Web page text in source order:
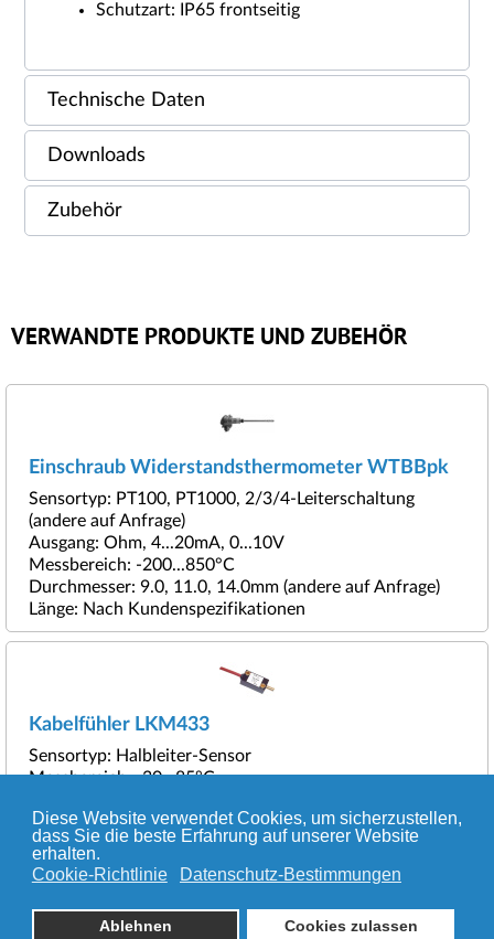
Diese Website verwendet Cookies, um sicherzustellen,
dass Sie die beste Erfahrung auf unserer Website
erhalten.
Cookie-Richtlinie
Datenschutz-Bestimmungen
Ablehnen Cookies zulassen
Schutzart: IP65 frontseitig
Technische Daten
Downloads
Zubehör
VERWANDTE PRODUKTE UND ZUBEHÖR
Einschraub Widerstandsthermometer WTBBpk
Sensortyp: PT100, PT1000, 2/3/4-Leiterschaltung
(andere auf Anfrage)
Ausgang: Ohm, 4...20mA, 0...10V
Messbereich: -200...850°C
Durchmesser: 9.0, 11.0, 14.0mm (andere auf Anfrage)
Länge: Nach Kundenspezifikationen
Kabelfühler LKM433
Sensortyp: Halbleiter-Sensor
Messbereich: -30...85°C
Messfehler: ±0.5°C